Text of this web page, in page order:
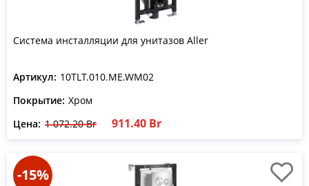
Система инсталляции для унитазов Aller
Артикул: 10TLT.010.ME.WM02
Покрытие: Хром
Цена: 1 072.20 Br 911.40 Br
-15%